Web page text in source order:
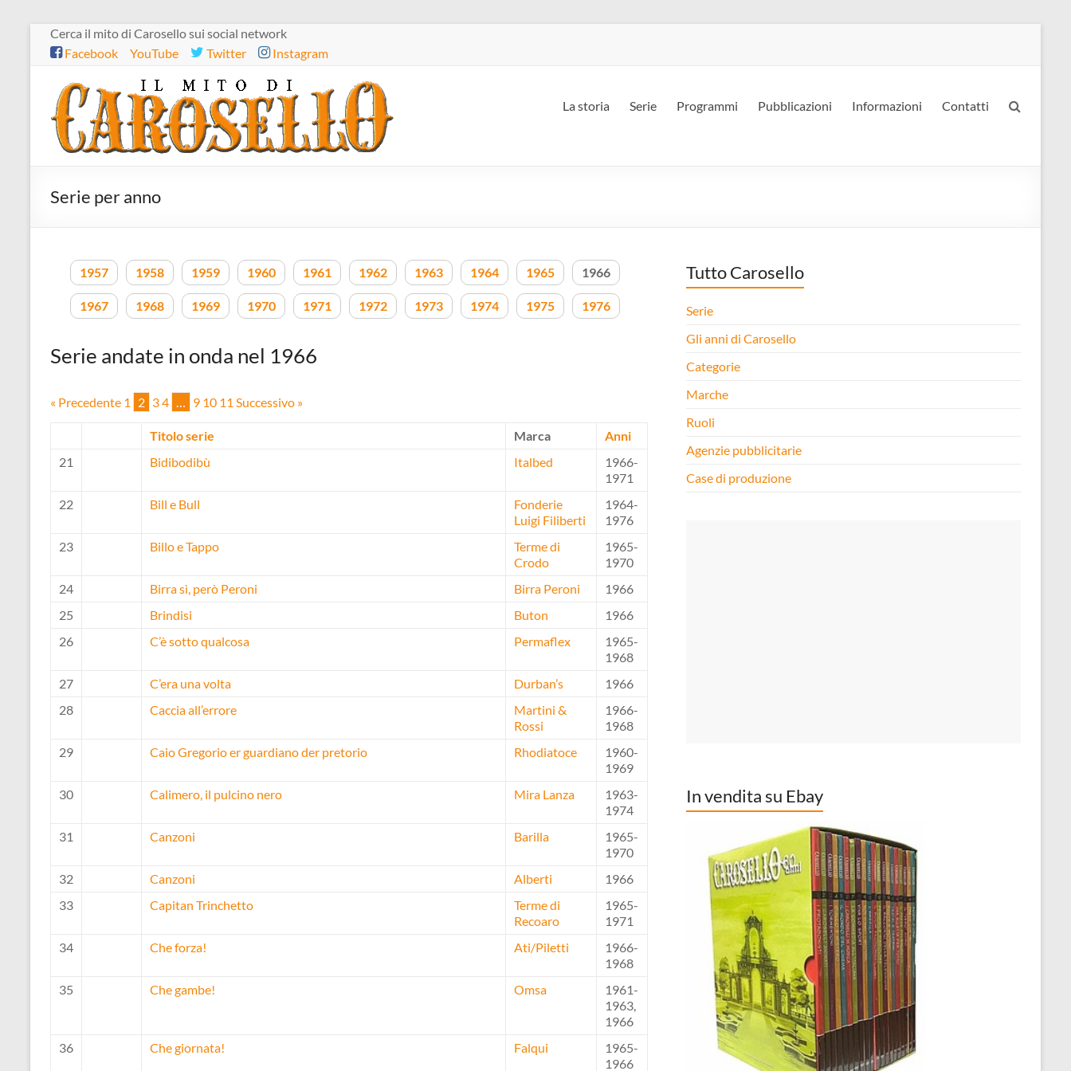
Salta
contenuto
Cerca il mito di Carosello sui social network
Facebook
YouTube Twitter Instagram
Il
mito
di
Carosello
La storia Serie Programmi Pubblicazioni Informazioni Contatti
Serie per anno
1957 1958 1959 1960 1961 1962 1963 1964 1965 1966
1967 1968 1969 1970 1971 1972 1973 1974 1975 1976
Serie andate in onda nel 1966
« Precedente 1 2 34 … 9 10 11 Successivo »
Titolo serie Marca
Anni
21
Bidibodibù Italbed
1966-
1971
22
Bill e Bull
Fonderie
Luigi Filiberti
1964-
1976
23
Billo e Tappo
Terme di
Crodo
1965-
1970
24
Birra sì, però Peroni Birra Peroni
1966
25
Brindisi Buton
1966
26
C’è sotto qualcosa Permaflex
1965-
1968
27
C’era una volta Durban’s
1966
28
Caccia all’errore
Martini &
Rossi
1966-
1968
29
Caio Gregorio er guardiano der pretorio Rhodiatoce
1960-
1969
30
Calimero, il pulcino nero Mira Lanza
1963-
1974
31
Canzoni Barilla
1965-
1970
32
Canzoni Alberti
1966
33
Capitan Trinchetto
Terme di
Recoaro
1965-
1971
34
Che forza! Ati/Piletti
1966-
1968
35
Che gambe! Omsa
1961-
1963,
1966
36
Che giornata! Falqui
1965-
1966
Tutto Carosello
Serie
Gli anni di Carosello
Categorie
Marche
Ruoli
Agenzie pubblicitarie
Case di produzione
In vendita su Ebay